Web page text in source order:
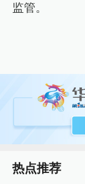
监管。
热点推荐